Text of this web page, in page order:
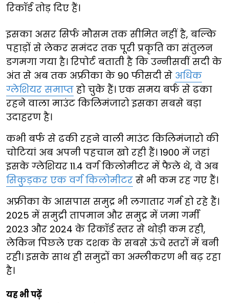
रिकॉर्ड तोड़ दिए हैं।
इसका असर सिर्फ मौसम तक सीमित नहीं है, बल्कि
पहाड़ों से लेकर समंदर तक पूरी प्रकृति का संतुलन
डगमगा गया है। रिपोर्ट बताती है कि उन्नीसवीं सदी के
अंत से अब तक अफ्रीका के 90 फीसदी से अधिक
ग्लेशियर समाप्त हो चुके हैं। एक समय बर्फ से ढका
रहने वाला माउंट किलिमंजारो इसका सबसे बड़ा
उदाहरण है।
कभी बर्फ से ढकी रहने वाली माउंट किलिमंजारो की
चोटियां अब अपनी पहचान खो रही हैं। 1900 में जहां
इसके ग्लेशियर 11.4 वर्ग किलोमीटर में फैले थे, वे अब
सिकुड़कर एक वर्ग किलोमीटर से भी कम रह गए हैं।
अफ्रीका के आसपास समुद्र भी लगातार गर्म हो रहे हैं।
2025 में समुद्री तापमान और समुद्र में जमा गर्मी
2023 और 2024 के रिकॉर्ड स्तर से थोड़ी कम रही,
लेकिन पिछले एक दशक के सबसे ऊंचे स्तरों में बनी
रही। इसके साथ ही समुद्रों का अम्लीकरण भी बढ़ रहा
है।
यह भी पढ़ें